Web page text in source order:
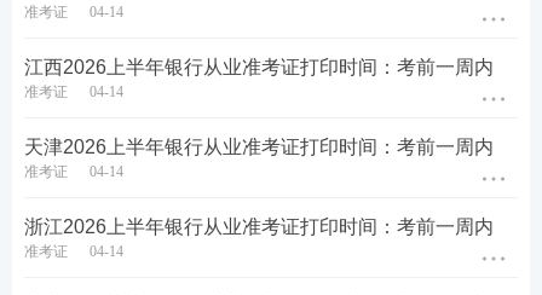
准考证 04-14
江西2026上半年银行从业准考证打印时间：考前一周内
准考证 04-14
天津2026上半年银行从业准考证打印时间：考前一周内
准考证 04-14
浙江2026上半年银行从业准考证打印时间：考前一周内
准考证 04-14